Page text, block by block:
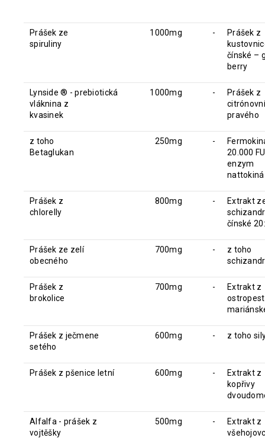
Prášek ze
spiruliny
1000mg -
Prášek z
čínské –
berry
Lynside ® - prebiotická
vláknina z
kvasinek
1000mg -
Prášek z
pravého
z toho
Betaglukan
250mg -
20.000
enzym
Prášek z
chlorelly
800mg -
Extrakt
čínské
Prášek ze zelí
obecného
700mg -
z toho
Prášek z
brokolice
700mg -
Extrakt z
Prášek z ječmene
setého
600mg - z toho
Prášek z pšenice letní 600mg -
Extrakt z
kopřivy
Alfalfa - prášek z
vojtěšky
500mg -
Extrakt z